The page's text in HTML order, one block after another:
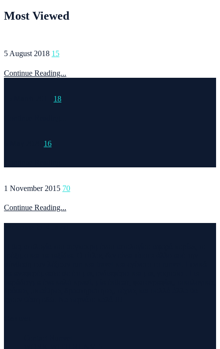
Most Viewed
5 August 2018 15
Continue Reading...
18
16
1 November 2015 70
Continue Reading...